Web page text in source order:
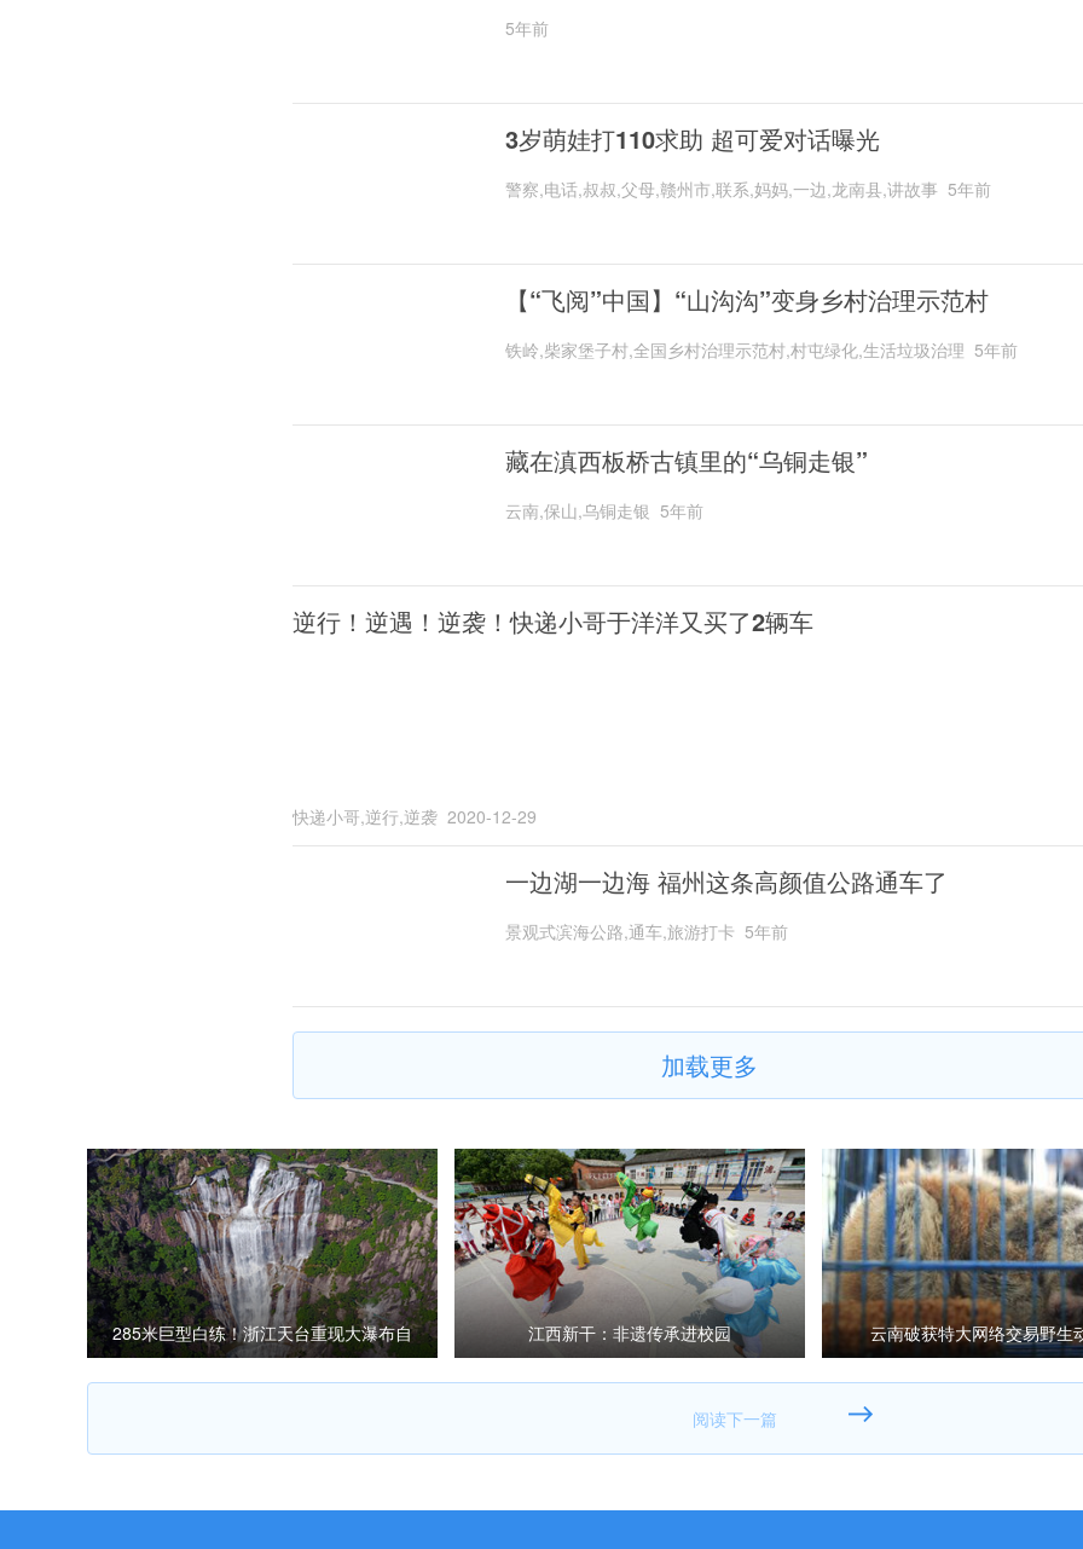
5年前
3岁萌娃打110求助 超可爱对话曝光
警察,电话,叔叔,父母,赣州市,联系,妈妈,一边,龙南县,讲故事 5年前
【“飞阅”中国】“山沟沟”变身乡村治理示范村
铁岭,柴家堡子村,全国乡村治理示范村,村屯绿化,生活垃圾治理 5年前
藏在滇西板桥古镇里的“乌铜走银”
云南,保山,乌铜走银 5年前
逆行！逆遇！逆袭！快递小哥于洋洋又买了2辆车
快递小哥,逆行,逆袭 2020-12-29
一边湖一边海 福州这条高颜值公路通车了
景观式滨海公路,通车,旅游打卡 5年前
加载更多
285米巨型白练！浙江天台重现大瀑布自
江西新干：非遗传承进校园 云南破获特大网络交易野生